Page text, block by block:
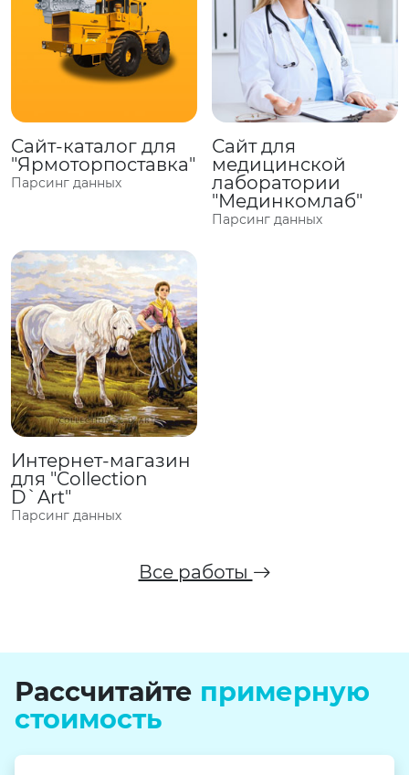
Сайт-каталог для
"Ярмоторпоставка"
Парсинг данных
Сайт для
медицинской
лаборатории
"Мединкомлаб"
Парсинг данных
Интернет-магазин
для "Collection
D`Art"
Парсинг данных
Все работы
Рассчитайте примерную
стоимость